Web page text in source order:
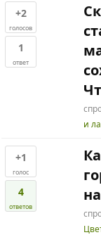
+2
голосов
1
ответ
и
+1
голос
4
ответов